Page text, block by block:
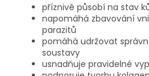
příznivě působí na stav
napomáhá zbavování
parazitů
pomáhá udržovat
soustavy
usnadňuje pravidelné